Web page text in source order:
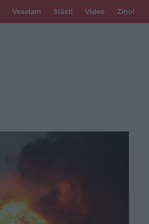
Veselam Stāsti Video Ziņo!